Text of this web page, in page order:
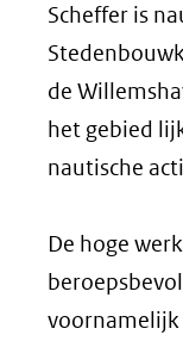
Scheffer is
de
het gebied
nautische
De hoge